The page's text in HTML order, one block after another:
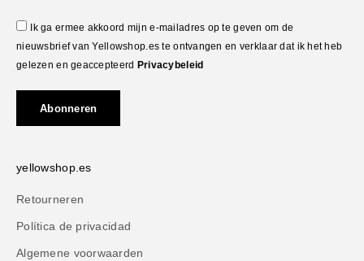
Ik ga ermee akkoord mijn e-mailadres op te geven om de
nieuwsbrief van Yellowshop.es te ontvangen en verklaar dat ik het heb
gelezen en geaccepteerd Privacybeleid
Abonneren
yellowshop.es
Retourneren
Política de privacidad
Algemene voorwaarden